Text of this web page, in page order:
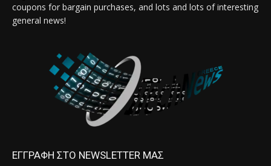
coupons for bargain purchases, and lots and lots of interesting
general news!
ΕΓΓΡΑΦΗ ΣΤΟ NEWSLETTER ΜΑΣ